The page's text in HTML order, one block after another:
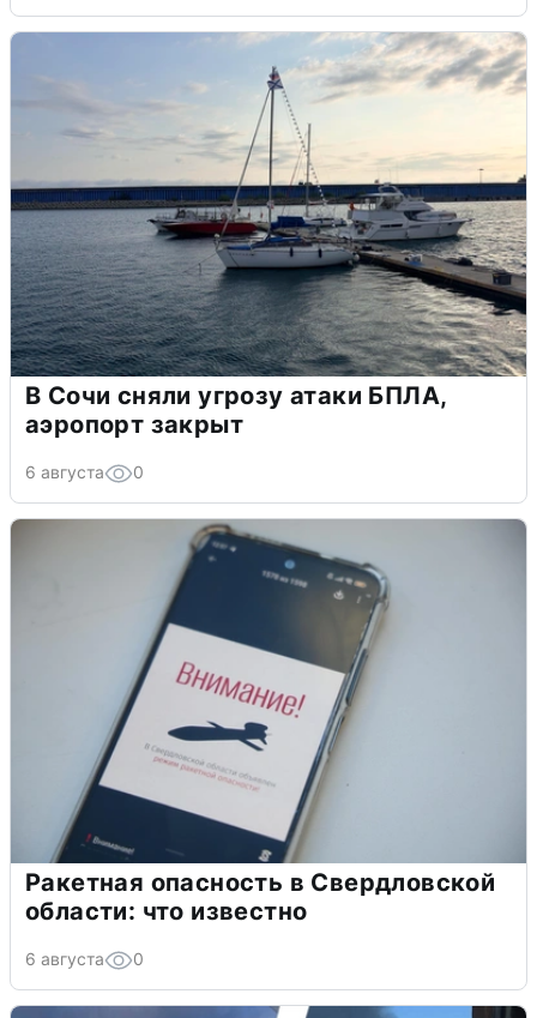
В Сочи сняли угрозу атаки БПЛА,
аэропорт закрыт
6 августа 0
Ракетная опасность в Свердловской
области: что известно
6 августа 0